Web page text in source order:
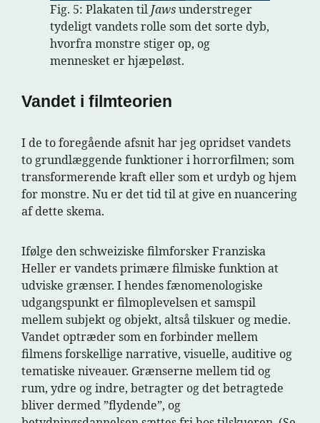
Fig. 5: Plakaten til Jawsunderstreger
tydeligt vandets rolle som det sorte dyb,
hvorfra monstre stiger op, og
mennesket er hjæpeløst.
Vandet i filmteorien
I de to foregående afsnit har jeg opridset vandets
to grundlæggende funktioner i horrorfilmen; som
transformerende kraft eller som et urdyb og hjem
for monstre. Nu er det tid til at give en nuancering
af dette skema.
Ifølge den schweiziske filmforsker Franziska
Heller er vandets primære filmiske funktion at
udviske grænser. I hendes fænomenologiske
udgangspunkt er filmoplevelsen et samspil
mellem subjekt og objekt, altså tilskuer og medie.
Vandet optræder som en forbinder mellem
filmens forskellige narrative, visuelle, auditive og
tematiske niveauer. Grænserne mellem tid og
rum, ydre og indre, betragter og det betragtede
bliver dermed ”flydende”, og